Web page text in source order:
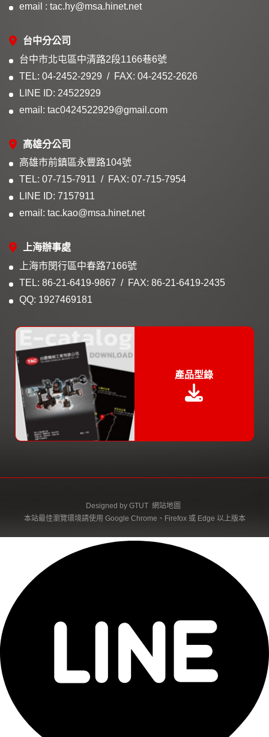
產品型錄
email : tac.hy@msa.hinet.net
台中分公司
台中市北屯區中清路2段1166巷6號
TEL: 04-2452-2929
FAX: 04-2452-2626
LINE ID: 24522929
email: tac0424522929@gmail.com
高雄分公司
高雄市前鎮區永豐路104號
TEL: 07-715-7911
FAX: 07-715-7954
LINE ID: 7157911
email: tac.kao@msa.hinet.net
上海辦事處
上海市閔行區中春路7166號
TEL: 86-21-6419-9867
FAX: 86-21-6419-2435
QQ: 1927469181
Designed by GTUT 網站地圖
本站最佳瀏覽環境請使用 Google Chrome、Firefox 或 Edge 以上版本